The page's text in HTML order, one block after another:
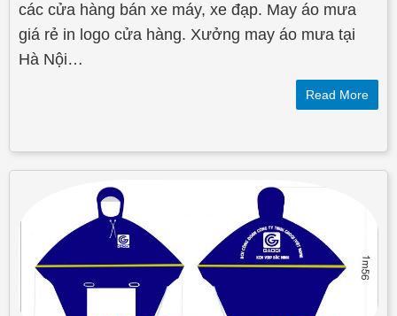
các cửa hàng bán xe máy, xe đạp. May áo mưa
giá rẻ in logo cửa hàng. Xưởng may áo mưa tại
Hà Nội…
Read More